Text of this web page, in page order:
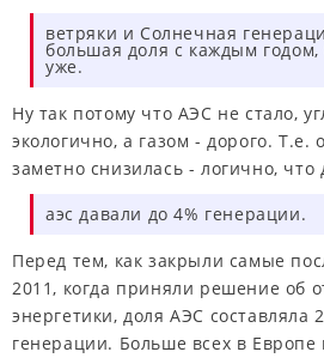
ветряки и Солнечная
большая доля с каждым
уже.
Ну так потому что АЭС не стало,
экологично, а газом - дорого. Т.е.
заметно снизилась - логично,
аэс давали до 4% генерации.
Перед тем, как закрыли самые
2011, когда приняли решение об
энергетики, доля АЭС составляла
генерации. Больше всех в